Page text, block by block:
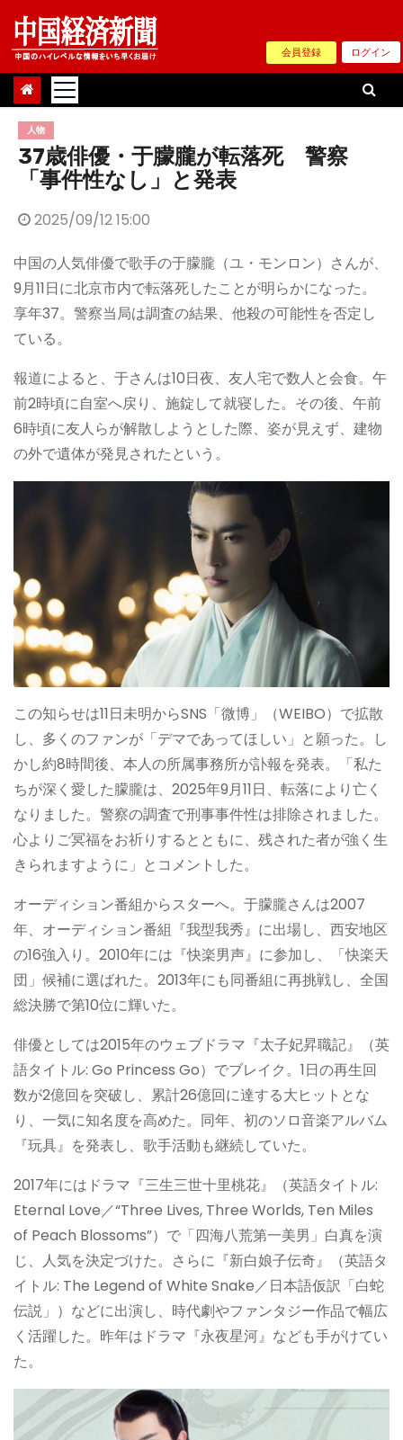
Skip
content
会員登録 ログイン
人物
37歳俳優・于朦朧が転落死 警察
「事件性なし」と発表
2025/09/12 15:00
中国の人気俳優で歌手の于朦朧（ユ・モンロン）さんが、
9月11日に北京市内で転落死したことが明らかになった。
享年37。警察当局は調査の結果、他殺の可能性を否定し
ている。
報道によると、于さんは10日夜、友人宅で数人と会食。午
前2時頃に自室へ戻り、施錠して就寝した。その後、午前
6時頃に友人らが解散しようとした際、姿が見えず、建物
の外で遺体が発見されたという。
この知らせは11日未明からSNS「微博」（WEIBO）で拡散
し、多くのファンが「デマであってほしい」と願った。し
かし約8時間後、本人の所属事務所が訃報を発表。「私た
ちが深く愛した朦朧は、2025年9月11日、転落により亡く
なりました。警察の調査で刑事事件性は排除されました。
心よりご冥福をお祈りするとともに、残された者が強く生
きられますように」とコメントした。
オーディション番組からスターへ。于朦朧さんは2007
年、オーディション番組『我型我秀』に出場し、西安地区
の16強入り。2010年には『快楽男声』に参加し、「快楽天
団」候補に選ばれた。2013年にも同番組に再挑戦し、全国
総決勝で第10位に輝いた。
俳優としては2015年のウェブドラマ『太子妃昇職記』（英
語タイトル: Go Princess Go）でブレイク。1日の再生回
数が2億回を突破し、累計26億回に達する大ヒットとな
り、一気に知名度を高めた。同年、初のソロ音楽アルバム
『玩具』を発表し、歌手活動も継続していた。
2017年にはドラマ『三生三世十里桃花』（英語タイトル:
Eternal Love／“Three Lives, Three Worlds, Ten Miles
of Peach Blossoms”）で「四海八荒第一美男」白真を演
じ、人気を決定づけた。さらに『新白娘子伝奇』（英語タ
イトル: The Legend of White Snake／日本語仮訳「白蛇
伝説」）などに出演し、時代劇やファンタジー作品で幅広
く活躍した。昨年はドラマ『永夜星河』なども手がけてい
た。